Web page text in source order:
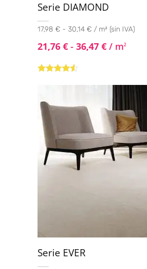
Serie DIAMOND
17,98 € - 30,14 € / m² (sin IVA)
21,76 € - 36,47 € / m2
4.40
Serie EVER